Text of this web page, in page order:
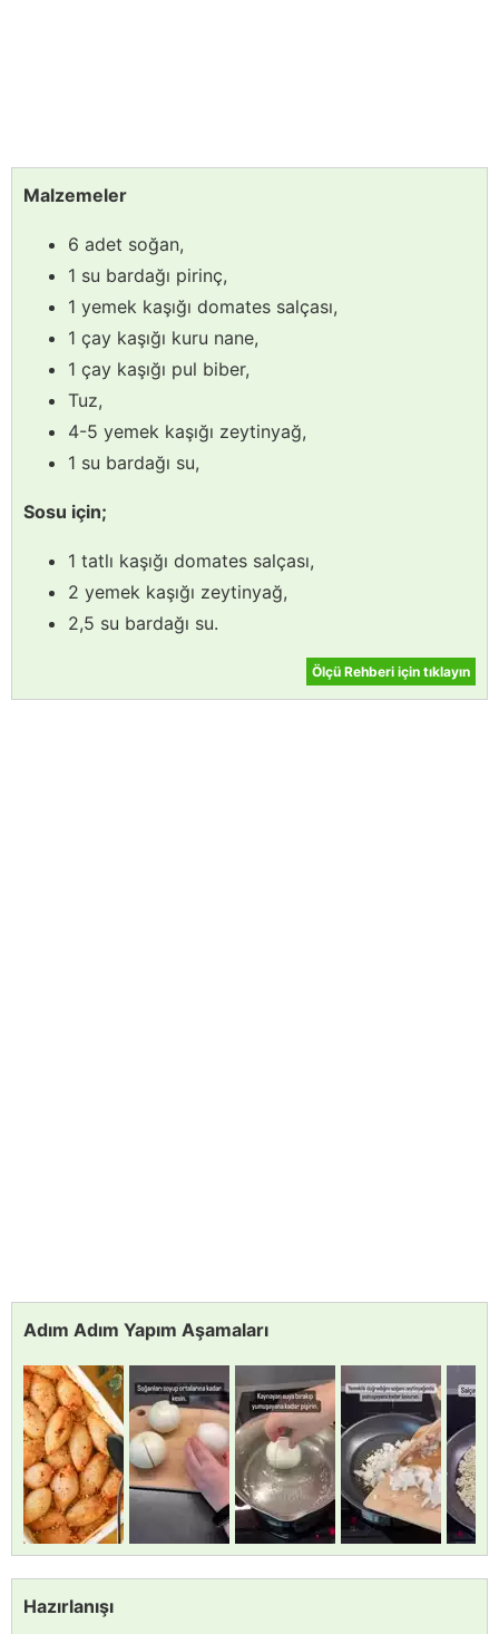
Malzemeler
6 adet soğan,
1 su bardağı pirinç,
1 yemek kaşığı domates salçası,
1 çay kaşığı kuru nane,
1 çay kaşığı pul biber,
Tuz,
4-5 yemek kaşığı zeytinyağ,
1 su bardağı su,
Sosu için;
1 tatlı kaşığı domates salçası,
2 yemek kaşığı zeytinyağ,
2,5 su bardağı su.
Ölçü Rehberi için tıklayın
Adım Adım Yapım Aşamaları
Hazırlanışı